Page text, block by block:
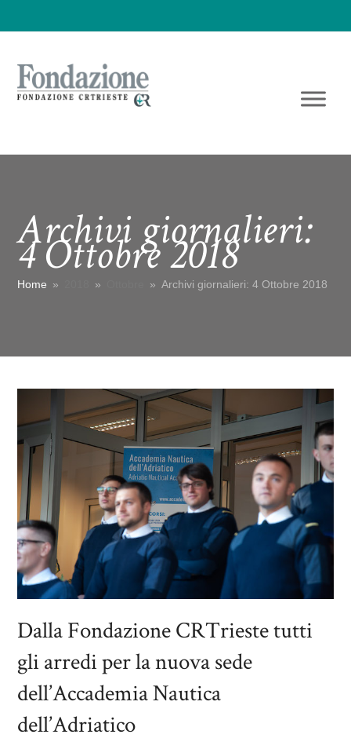
Archivi giornalieri:
4 Ottobre 2018
Home » » » Archivi giornalieri: 4 Ottobre 2018
Dalla Fondazione CRTrieste tutti
gli arredi per la nuova sede
dell’Accademia Nautica
dell’Adriatico